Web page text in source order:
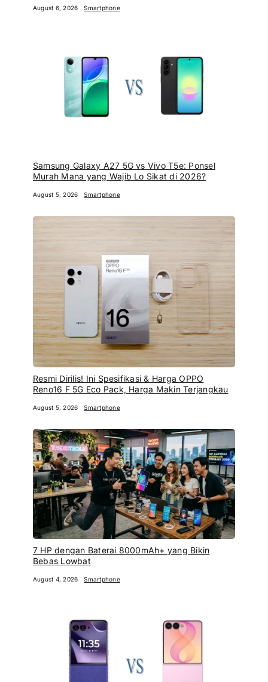
August 6, 2026 Smartphone
Samsung Galaxy A27 5G vs Vivo T5e: Ponsel
Murah Mana yang Wajib Lo Sikat di 2026?
August 5, 2026 Smartphone
Resmi Dirilis! Ini Spesifikasi & Harga OPPO
Reno16 F 5G Eco Pack, Harga Makin Terjangkau
August 5, 2026 Smartphone
7 HP dengan Baterai 8000mAh+ yang Bikin
Bebas Lowbat
August 4, 2026 Smartphone